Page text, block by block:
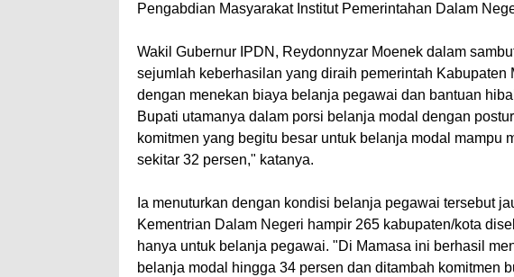
Pengabdian Masyarakat Institut Pemerintahan Dalam
Wakil Gubernur IPDN, Reydonnyzar Moenek dalam
sejumlah keberhasilan yang diraih pemerintah Kabupaten
dengan menekan biaya belanja pegawai dan bantuan
Bupati utamanya dalam porsi belanja modal dengan
komitmen yang begitu besar untuk belanja modal mampu
sekitar 32 persen," katanya.
Ia menuturkan dengan kondisi belanja pegawai tersebut
Kementrian Dalam Negeri hampir 265 kabupaten/kota
hanya untuk belanja pegawai. "Di Mamasa ini berhasil
belanja modal hingga 34 persen dan ditambah komitmen